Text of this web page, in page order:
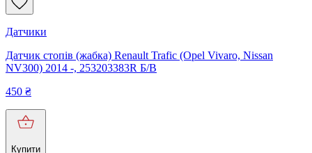
Датчики
Датчик стопів (жабка) Renault Trafic (Opel Vivaro, Nissan
NV300) 2014 -, 253203383R Б/В
450 ₴
Купити